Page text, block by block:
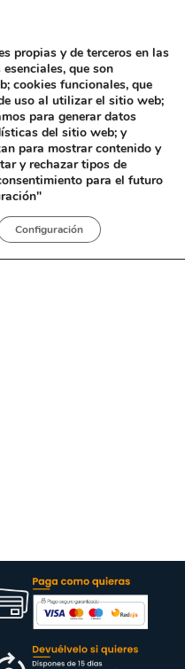
“210312”
propias y de terceros en las
que son
cookies funcionales, que
uso al utilizar el sitio web;
para generar datos
del sitio web; y
para mostrar contenido y
y rechazar tipos de
para el futuro
Configuración